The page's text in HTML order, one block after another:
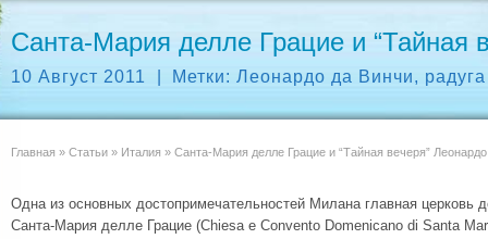
Санта-Мария делле Грацие и “Тайная
10 Август 2011 Метки:Леонардо да Винчи,
Главная » Статьи » Италия » Санта-Мария делле Грацие и “Тайная вечеря”
Одна из основных достопримечательностей Милана главная церковь
Санта-Мария делле Грацие (Chiesa e Convento Domenicano di Santa